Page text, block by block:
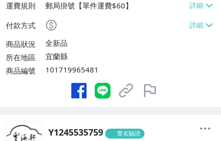
運費規則
郵局掛號【單件運費$60】
付款方式
商品狀況
全新品
所在地區
宜蘭縣
商品編號
101719965481
Y1245535759 實名驗證